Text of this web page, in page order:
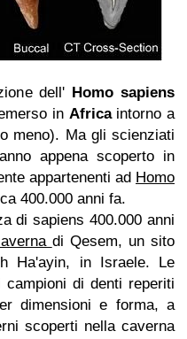
dell' Homo sapiens
in Africaintorno a
meno). Ma gli scienziati
appena scoperto in
appartenenti ad Homo
400.000 anni fa.
di sapiens 400.000 anni
di Qesem, un sito
Ha'ayin, in Israele. Le
di denti reperiti
dimensioni e forma, a
scoperti nella caverna